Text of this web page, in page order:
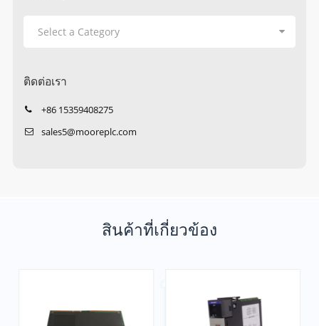
ติดต่อเรา
+86 15359408275
sales5@mooreplc.com
สินค้าที่เกี่ยวข้อง